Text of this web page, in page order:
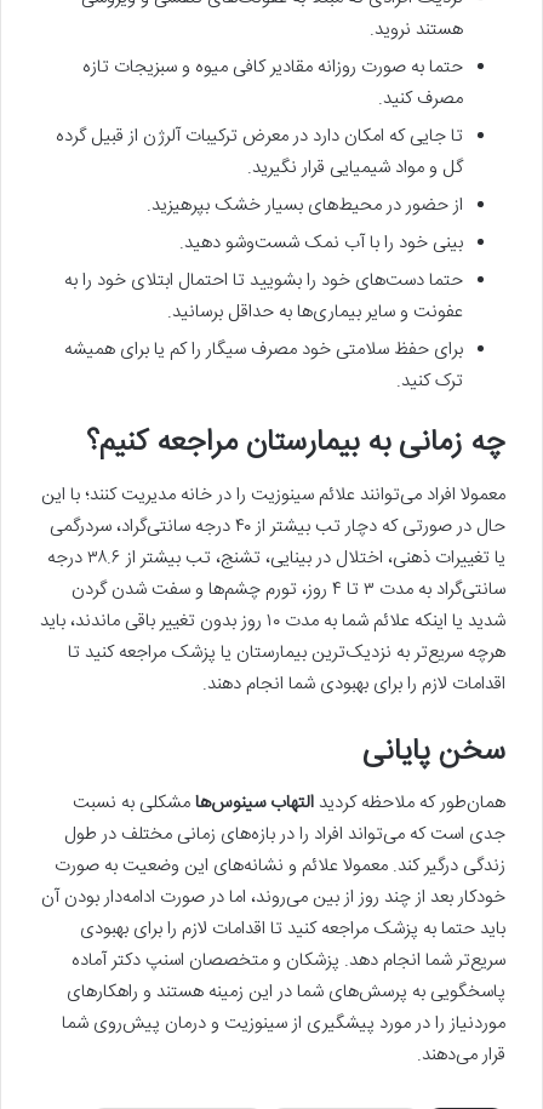
هستند نروید.
حتما به صورت روزانه مقادیر کافی میوه و سبزیجات تازه
مصرف کنید.
تا جایی که امکان دارد در معرض ترکیبات آلرژن از قبیل گرده
گل و مواد شیمیایی قرار نگیرید.
از حضور در محیط‌های بسیار خشک بپرهیزید.
بینی خود را با آب نمک شست‌و‌شو دهید.
حتما دست‌های خود را بشویید تا احتمال ابتلای خود را به
عفونت و سایر بیماری‌ها به حداقل برسانید.
برای حفظ سلامتی خود مصرف سیگار را کم یا برای همیشه
ترک کنید.
چه زمانی به بیمارستان مراجعه کنیم؟
معمولا افراد می‌توانند علائم سینوزیت را در خانه مدیریت کنند؛ با این
حال در صورتی که دچار تب بیشتر از ۴۰ درجه سانتی‌گراد، سردرگمی
یا تغییرات ذهنی، اختلال در بینایی، تشنج، تب بیشتر از ۳۸.۶ درجه
سانتی‌گراد به مدت ۳ تا ۴ روز، تورم چشم‌ها و سفت شدن گردن
شدید یا اینکه علائم شما به مدت ۱۰ روز بدون تغییر باقی ماندند، باید
هرچه سریع‌تر به نزدیک‌ترین بیمارستان یا پزشک مراجعه کنید تا
اقدامات لازم را برای بهبودی شما انجام دهند.
سخن پایانی
همان‌طور که ملاحظه کردیدالتهاب سینوس‌هامشکلی به نسبت
جدی است که می‌تواند افراد را در بازه‌های زمانی مختلف در طول
زندگی درگیر کند. معمولا علائم و نشانه‌های این وضعیت به صورت
خودکار بعد از چند روز از بین می‌روند، اما در صورت ادامه‌دار بودن آن
باید حتما به پزشک مراجعه کنید تا اقدامات لازم را برای بهبودی
سریع‌تر شما انجام دهد. پزشکان و متخصصان اسنپ دکتر آماده‌
پاسخگویی به پرسش‌های شما در این زمینه هستند و راهکارهای
مورد‌نیاز را در مورد پیشگیری از سینوزیت و درمان پیش‌روی شما
قرار می‌دهند.